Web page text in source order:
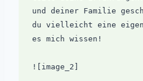
und deiner Familie
du vielleicht eine
es mich wissen!